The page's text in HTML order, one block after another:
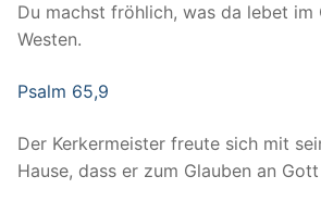
Du machst fröhlich, was da lebet im
Westen.
Psalm 65,9
Der Kerkermeister freute sich mit
Hause, dass er zum Glauben an